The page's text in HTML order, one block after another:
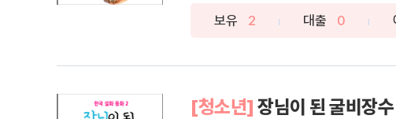
보유 2 대출 0
[청소년] 장님이 된 굴비장수